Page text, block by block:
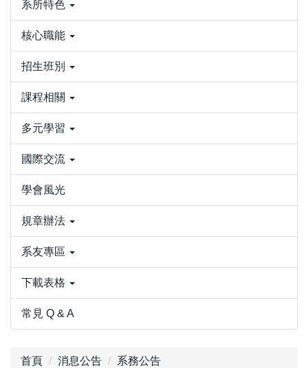
系所特色
核心職能
招生班別
課程相關
多元學習
國際交流
學會風光
規章辦法
系友專區
下載表格
常見 Q & A
首頁 消息公告 系務公告